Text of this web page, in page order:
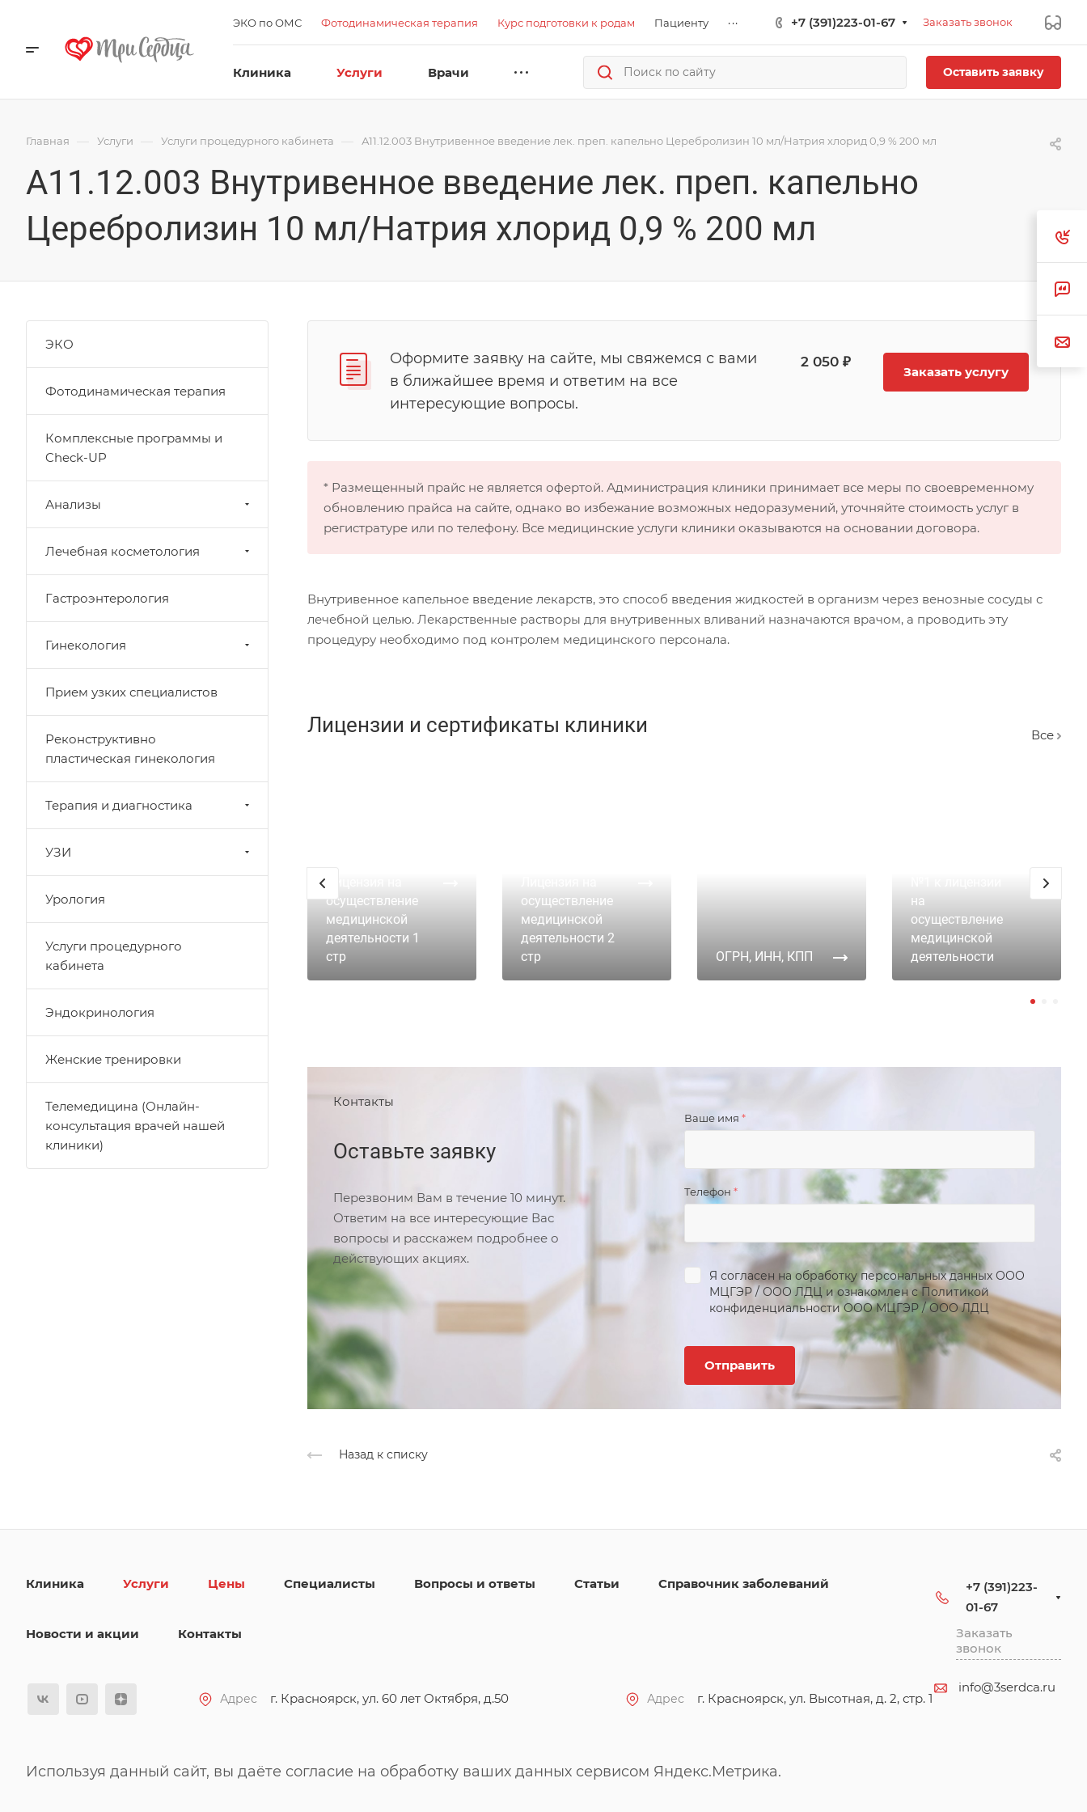
ЭКО по ОМС Фотодинамическая терапия Курс подготовки к родам Пациенту ... +7 (391)223-01-67 Заказать звонок
Клиника Услуги Врачи Оставить заявку
Главная — Услуги — Услуги процедурного кабинета — А11.12.003 Внутривенное введение лек. преп. капельно Церебролизин 10 мл/Натрия хлорид 0,9 % 200 мл
А11.12.003 Внутривенное введение лек. преп. капельно
Церебролизин 10 мл/Натрия хлорид 0,9 % 200 мл
Оформите заявку на сайте, мы свяжемся с вами
в ближайшее время и ответим на все
интересующие вопросы.
2 050 ₽
Заказать услугу
* Размещенный прайс не является офертой. Администрация клиники принимает все меры по своевременному
обновлению прайса на сайте, однако во избежание возможных недоразумений, уточняйте стоимость услуг в
регистратуре или по телефону. Все медицинские услуги клиники оказываются на основании договора.
Внутривенное капельное введение лекарств, это способ введения жидкостей в организм через венозные сосуды с
лечебной целью. Лекарственные растворы для внутривенных вливаний назначаются врачом, а проводить эту
процедуру необходимо под контролем медицинского персонала.
Лицензии и сертификаты клиники Вcе
осуществление
медицинской
деятельности 1
стр
осуществление
медицинской
деятельности 2
стр
ОГРН, ИНН, КПП
на
осуществление
медицинской
деятельности
Контакты
Оставьте заявку
Перезвоним Вам в течение 10 минут.
Ответим на все интересующие Вас
вопросы и расскажем подробнее о
действующих акциях.
Ваше имя *
Телефон *
Я согласен на обработку персональных данных ООО
МЦГЭР / ООО ЛДЦ и ознакомлен с Политикой
конфиденциальностиООО МЦГЭР /ООО ЛДЦ
Назад к списку
ЭКО
Фотодинамическая терапия
Комплексные программы и
Check-UP
Анализы
Лечебная косметология
Гастроэнтерология
Гинекология
Прием узких специалистов
Реконструктивно
пластическая гинекология
Терапия и диагностика
УЗИ
Урология
Услуги процедурного
кабинета
Эндокринология
Женские тренировки
Телемедицина (Онлайн-
консультация врачей нашей
клиники)
Клиника Услуги Цены Специалисты Вопросы и ответы Статьи Справочник заболеваний
Новости и акции Контакты
Адрес г. Красноярск, ул. 60 лет Октября, д.50 Адрес г. Красноярск, ул. Высотная, д. 2, стр. 1
+7 (391)223-
01-67
Заказать
звонок
info@3serdca.ru
Используя данный сайт, вы даёте согласие на обработку ваших данных сервисом Яндекс.Метрика.